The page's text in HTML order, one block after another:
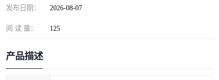
发布日期： 2026-08-07
阅 读 量： 125
产品描述